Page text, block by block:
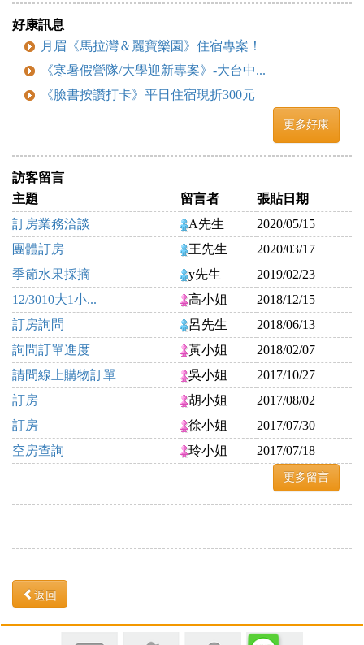
好康訊息
月眉《馬拉灣＆麗寶樂園》住宿專案！
《寒暑假營隊/大學迎新專案》-大台中...
《臉書按讚打卡》平日住宿現折300元
更多好康
訪客留言
主題
留言者
張貼日期
訂房業務洽談
A先生
2020/05/15
團體訂房
王先生
2020/03/17
季節水果採摘
y先生
2019/02/23
12/3010大1小...
高小姐
2018/12/15
訂房詢問
呂先生
2018/06/13
詢問訂單進度
黃小姐
2018/02/07
請問線上購物訂單
吳小姐
2017/10/27
訂房
胡小姐
2017/08/02
訂房
徐小姐
2017/07/30
空房查詢
玲小姐 2017/07/18
更多留言
返回